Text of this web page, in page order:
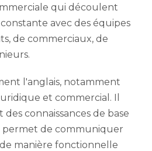
qui découlent
avec des équipes
de commerciaux, de
l'anglais, notamment
et commercial. Il
connaissances de base
permet de communiquer
manière fonctionnelle